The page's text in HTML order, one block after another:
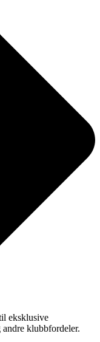
eksklusive
klubbfordeler.